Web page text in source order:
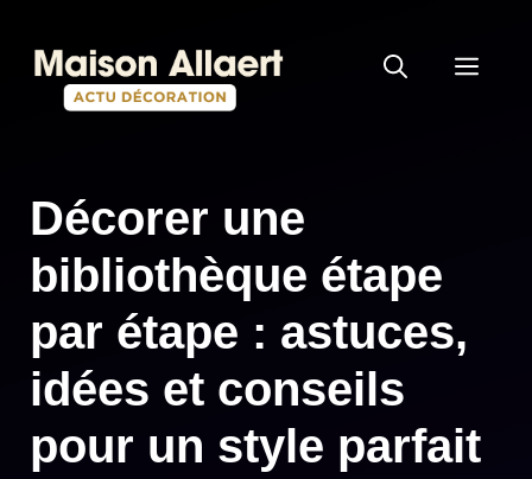
contenu
Décorer une
bibliothèque étape
par étape : astuces,
idées et conseils
pour un style parfait